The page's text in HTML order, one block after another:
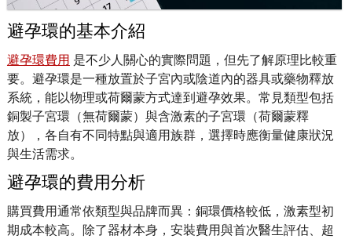
避孕環的基本介紹
避孕環費用 是不少人關心的實際問題，但先了解原理比較重
要。避孕環是一種放置於子宮內或陰道內的器具或藥物釋放
系統，能以物理或荷爾蒙方式達到避孕效果。常見類型包括
銅製子宮環（無荷爾蒙）與含激素的子宮環（荷爾蒙釋
放），各自有不同特點與適用族群，選擇時應衡量健康狀況
與生活需求。
避孕環的費用分析
購買費用通常依類型與品牌而異：銅環價格較低，激素型初
期成本較高。除了器材本身，安裝費用與首次醫生評估、超